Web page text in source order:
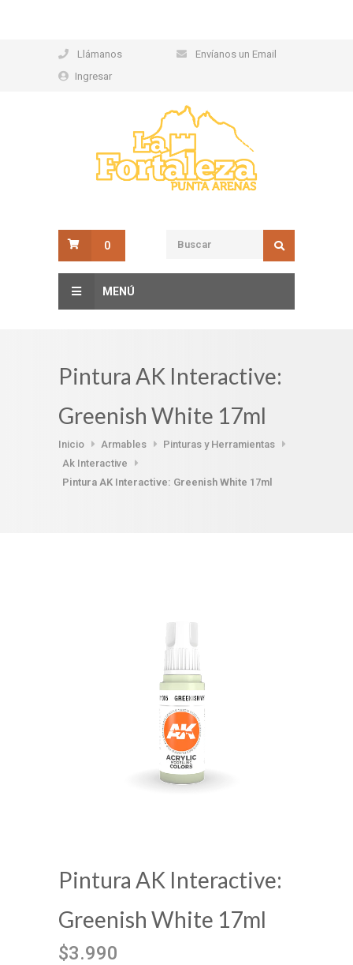
Llámanos
Envíanos un Email
Ingresar
0
MENÚ
Pintura AK Interactive:
Greenish White 17ml
Inicio Armables
Pinturas y Herramientas
Ak Interactive
Pintura AK Interactive: Greenish White 17ml
Pintura AK Interactive:
Greenish White 17ml
$3.990